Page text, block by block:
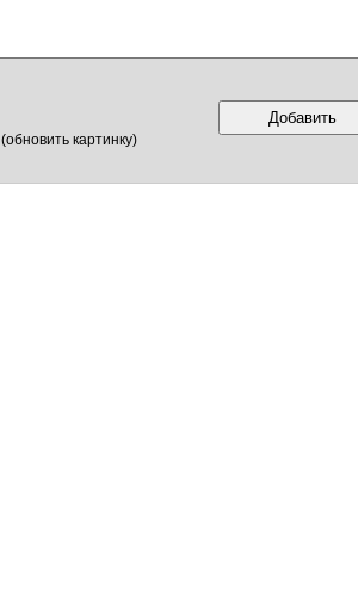
(обновить картинку)